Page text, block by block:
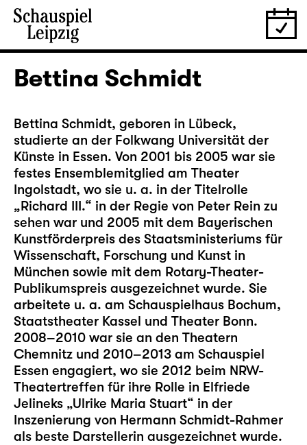
Bettina Schmidt
Bettina Schmidt, geboren in Lübeck,
studierte an der Folkwang Universität der
Künste in Essen. Von 2001 bis 2005 war sie
festes Ensemblemitglied am Theater
Ingolstadt, wo sie u. a. in der Titelrolle
„Richard III.“ in der Regie von Peter Rein zu
sehen war und 2005 mit dem Bayerischen
Kunstförderpreis des Staatsministeriums für
Wissenschaft, Forschung und Kunst in
München sowie mit dem Rotary-Theater-
Publikumspreis ausgezeichnet wurde. Sie
arbeitete u. a. am Schauspielhaus Bochum,
Staatstheater Kassel und Theater Bonn.
2008–2010 war sie an den Theatern
Chemnitz und 2010–2013 am Schauspiel
Essen engagiert, wo sie 2012 beim NRW-
Theatertreffen für ihre Rolle in Elfriede
Jelineks „Ulrike Maria Stuart“ in der
Inszenierung von Hermann Schmidt-Rahmer
als beste Darstellerin ausgezeichnet wurde.